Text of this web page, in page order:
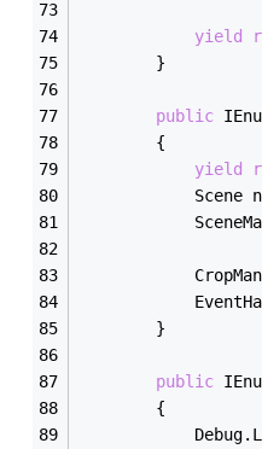
yield
        }
public
        {
yield
Scene
        }
public
        {